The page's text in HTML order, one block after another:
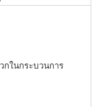
กในกระบวนการ